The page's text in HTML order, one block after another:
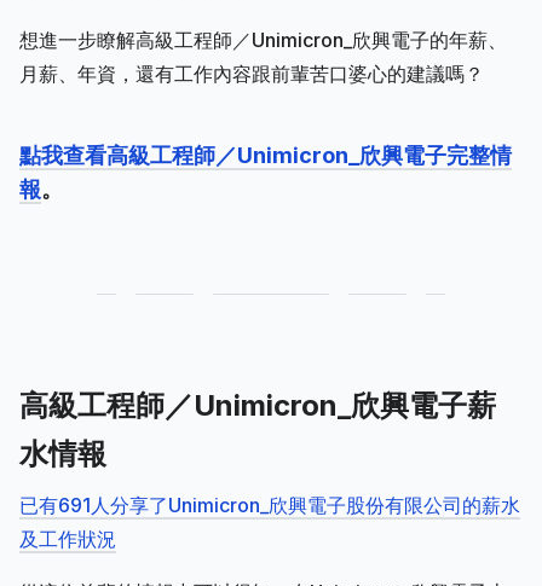
想進一步瞭解高級工程師／Unimicron_欣興電子的年薪、
月薪、年資，還有工作內容跟前輩苦口婆心的建議嗎？
點我查看高級工程師／Unimicron_欣興電子完整情
報。
高級工程師／Unimicron_欣興電子薪
水情報
已有691人分享了Unimicron_欣興電子股份有限公司的薪水
及工作狀況